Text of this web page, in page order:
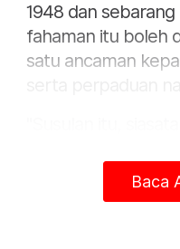
1948 dan
fahaman itu boleh
satu ancaman
Pertubuhan 1966,
Keseksaan serta
Baca